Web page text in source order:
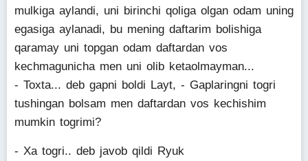
mulkiga aylandi, uni birinchi qoliga olgan odam uning
egasiga aylanadi, bu mening daftarim bolishiga
qaramay uni topgan odam daftardan vos
kechmagunicha men uni olib ketaolmayman...
- Toxta... deb gapni boldi Layt, - Gaplaringni togri
tushingan bolsam men daftardan vos kechishim
mumkin togrimi?
- Xa togri.. deb javob qildi Ryuk